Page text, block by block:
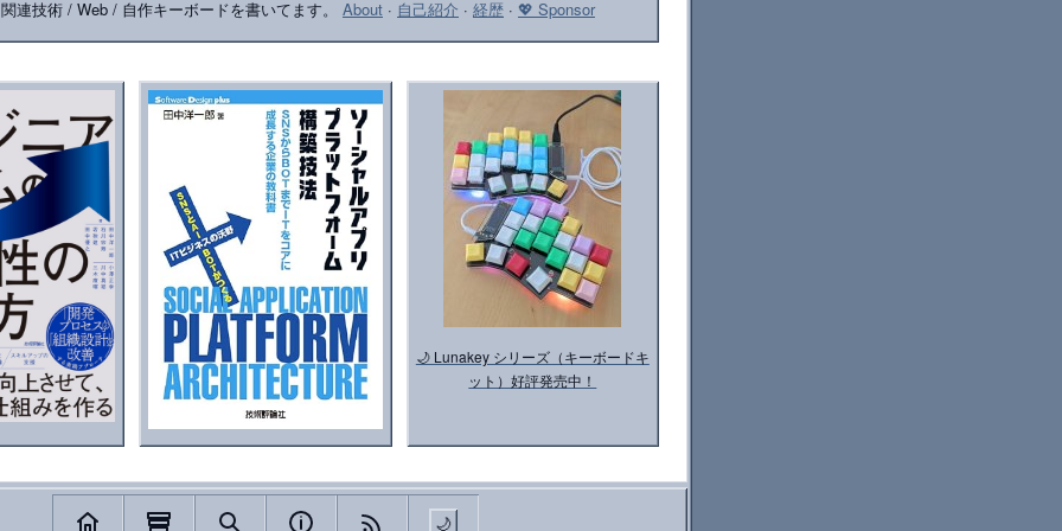
連技術 / Web / 自作キーボードを書いてます。 About · 自己紹介 · 経歴 · 💖 Sponsor
🌙 Lunakey シリーズ（キーボードキ
ット）好評発売中！
🌙